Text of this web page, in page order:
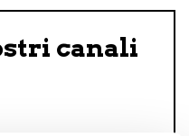
canali